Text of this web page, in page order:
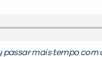
passar mais tempo com